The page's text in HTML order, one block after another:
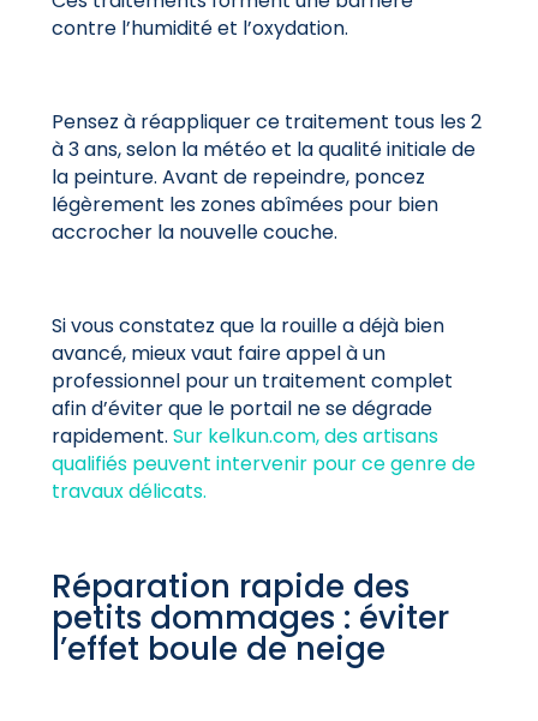
contre l’humidité et l’oxydation.
Pensez à réappliquer ce traitement tous les 2
à 3 ans, selon la météo et la qualité initiale de
la peinture. Avant de repeindre, poncez
légèrement les zones abîmées pour bien
accrocher la nouvelle couche.
Si vous constatez que la rouille a déjà bien
avancé, mieux vaut faire appel à un
professionnel pour un traitement complet
afin d’éviter que le portail ne se dégrade
rapidement. Sur kelkun.com, des artisans
qualifiés peuvent intervenir pour ce genre de
travaux délicats.
Réparation rapide des
petits dommages : éviter
l’effet boule de neige